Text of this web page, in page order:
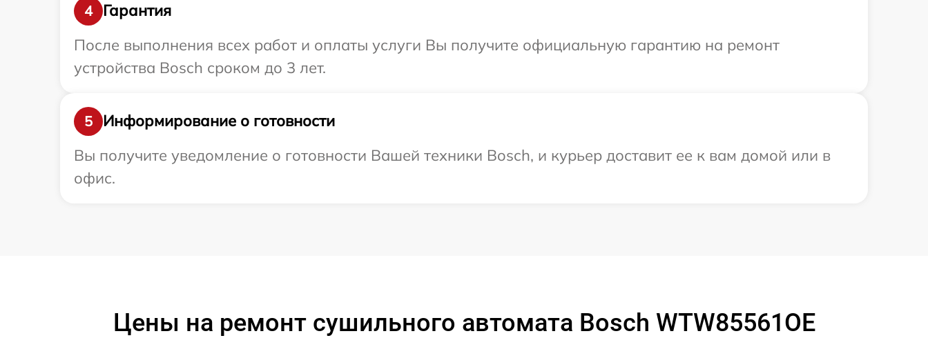
4
Гарантия
После выполнения всех работ и оплаты услуги Вы получите официальную гарантию на ремонт
устройства Bosch сроком до 3 лет.
5
Информирование о готовности
Вы получите уведомление о готовности Вашей техники Bosch, и курьер доставит ее к вам домой или в
офис.
Цены на ремонт сушильного автомата Bosch WTW85561OE